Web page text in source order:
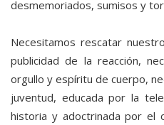
desmemoriados, sumisos y
Necesitamos rescatar
publicidad de la reacción,
orgullo y espíritu de cuerpo,
juventud, educada por la
historia y adoctrinada por el